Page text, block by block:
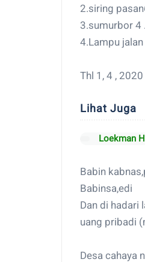
2.siring
3.sumurbor 4
4.Lampu
Thl 1, 4 ,
Lihat Juga
Loekman
Babin
Babinsa,edi
Dan di hadari
uang pribadi
Desa cahaya